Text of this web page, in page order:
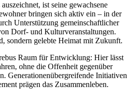
ist seine gewachsene
bringen sich aktiv ein – in der
Unterstützung gemeinschaftlicher
Dorf- und Kulturveranstaltungen.
sondern gelebte Heimat mit Zukunft.
Raum für Entwicklung: Hier lässt
ohne die Offenheit gegenüber
Generationenübergreifende Initiativen
prägen das Zusammenleben.